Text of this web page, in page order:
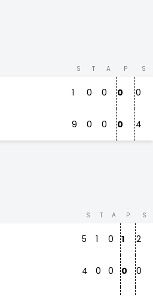
S T A P S
1 0 0 0 0
9 0 0 0 4
S T A P S
5 1 0 1 2
4 0 0 0 0